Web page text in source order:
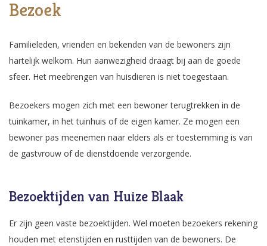
Bezoek
Familieleden, vrienden en bekenden van de bewoners zijn
hartelijk welkom. Hun aanwezigheid draagt bij aan de goede
sfeer. Het meebrengen van huisdieren is niet toegestaan.
Bezoekers mogen zich met een bewoner terugtrekken in de
tuinkamer, in het tuinhuis of de eigen kamer. Ze mogen een
bewoner pas meenemen naar elders als er toestemming is van
de gastvrouw of de dienstdoende verzorgende.
Bezoektijden van Huize Blaak
Er zijn geen vaste bezoektijden. Wel moeten bezoekers rekening
houden met etenstijden en rusttijden van de bewoners. De